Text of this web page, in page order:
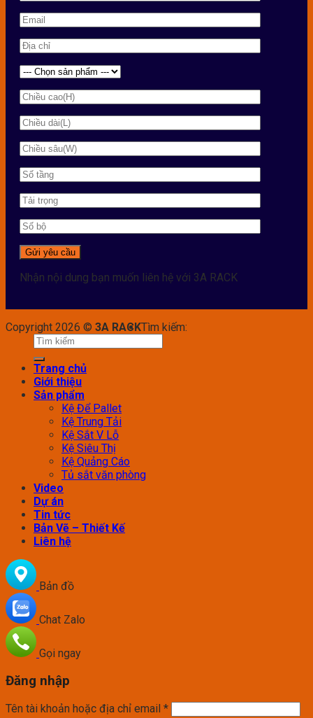
Nhận nội dung bạn muốn liên hệ với 3A RACK
Copyright 2026 © 3A RACKTìm kiếm:
Trang chủ
Giới thiệu
Sản phẩm
Kệ Để Pallet
Kệ Trung Tải
Kệ Sắt V Lỗ
Kệ Siêu Thị
Kệ Quảng Cáo
Tủ sắt văn phòng
Video
Dự án
Tin tức
Bản Vẽ – Thiết Kế
Liên hệ
Bản đồ
Chat Zalo
Gọi ngay
Đăng nhập
Tên tài khoản hoặc địa chỉ email *